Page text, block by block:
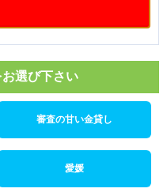
選び下さい
審査の甘い金貸し
愛媛